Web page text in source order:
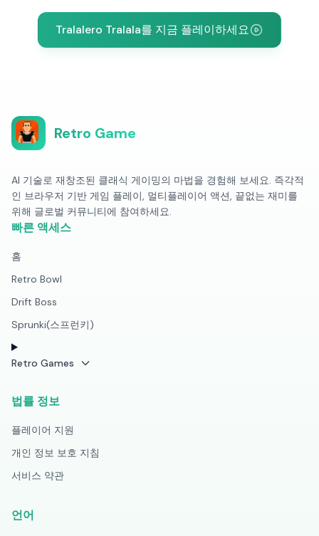
Tralalero Tralala를 지금 플레이하세요
Retro Game
AI 기술로 재창조된 클래식 게이밍의 마법을 경험해 보세요. 즉각적
인 브라우저 기반 게임 플레이, 멀티플레이어 액션, 끝없는 재미를
위해 글로벌 커뮤니티에 참여하세요.
빠른 액세스
홈
Retro Bowl
Drift Boss
Sprunki(스프런키)
Retro Games
법률 정보
플레이어 지원
개인 정보 보호 지침
서비스 약관
언어